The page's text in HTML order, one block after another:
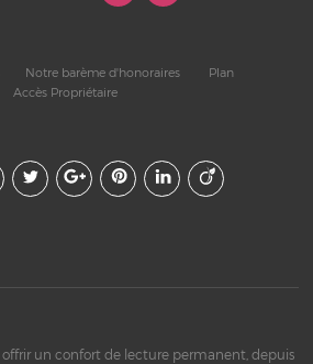
Notre barème d'honoraires
Plan
Accès Propriétaire
offrir un confort de lecture permanent, depuis